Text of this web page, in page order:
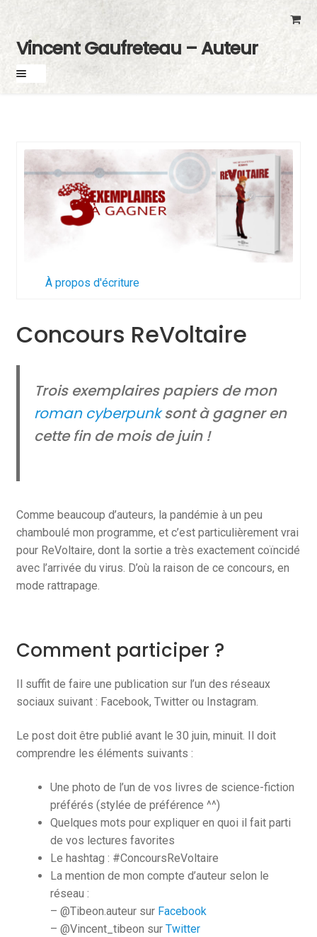
navigation
content
Vincent Gaufreteau – Auteur
À propos d'écriture
Concours ReVoltaire
Trois exemplaires papiers de mon
roman cyberpunksont à gagner en
cette fin de mois de juin !
Comme beaucoup d’auteurs, la pandémie à un peu
chamboulé mon programme, et c’est particulièrement vrai
pour ReVoltaire, dont la sortie a très exactement coïncidé
avec l’arrivée du virus. D’où la raison de ce concours, en
mode rattrapage.
Comment participer ?
Il suffit de faire une publication sur l’un des réseaux
sociaux suivant : Facebook, Twitter ou Instagram.
Le post doit être publié avant le 30 juin, minuit. Il doit
comprendre les éléments suivants :
Une photo de l’un de vos livres de science-fiction
préférés (stylée de préférence ^^)
Quelques mots pour expliquer en quoi il fait parti
de vos lectures favorites
Le hashtag : #ConcoursReVoltaire
La mention de mon compte d’auteur selon le
réseau :
– @Tibeon.auteur sur Facebook
– @Vincent_tibeon sur Twitter